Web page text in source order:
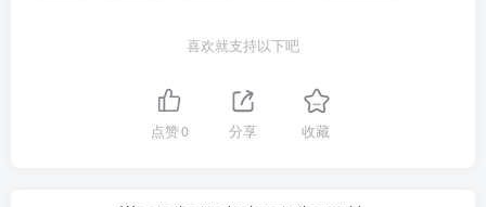
喜欢就支持以下吧
点赞0 分享 收藏